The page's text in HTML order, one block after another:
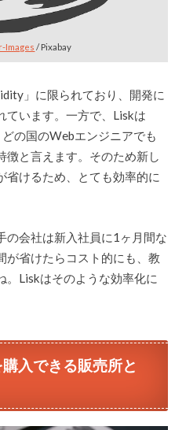
Images / Pixabay
」に限られており、開発に
ています。一方で、Liskは
の国のWebエンジニアでも
徴と言えます。そのため新し
省けるため、とても効率的に
の会社は新入社員に1ヶ月間な
が省けたらコスト的にも、教
。Liskはそのような効率化に
入できる販売所と